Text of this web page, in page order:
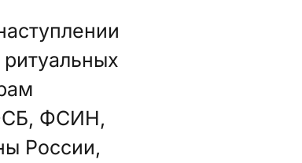
ФСИН,
России,